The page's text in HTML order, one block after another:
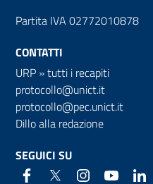
Partita IVA 02772010878
CONTATTI
URP »tutti i recapiti
protocollo@unict.it
protocollo@pec.unict.it
Dillo alla redazione
SEGUICI SU